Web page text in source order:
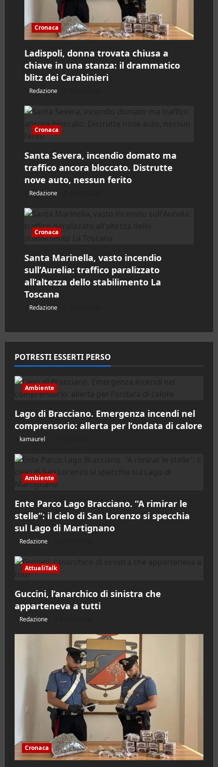
c
o
l
o
Cronaca
Ladispoli, donna trovata chiusa a
chiave in una stanza: il drammatico
blitz dei Carabinieri
Redazione
Cronaca
Santa Severa, incendio domato ma
traffico ancora bloccato. Distrutte
nove auto, nessun ferito
Redazione
Cronaca
Santa Marinella, vasto incendio
sull’Aurelia: traffico paralizzato
all’altezza dello stabilimento La
Toscana
Redazione
POTRESTI ESSERTI PERSO
Ambiente
Lago di Bracciano. Emergenza incendi nel
comprensorio: allerta per l’ondata di calore
kamaurel
Ambiente
Ente Parco Lago Bracciano. “A rimirar le
stelle”: il cielo di San Lorenzo si specchia
sul Lago di Martignano
Redazione
AttualiTalk
Guccini, l’anarchico di sinistra che
apparteneva a tutti
Redazione
Cronaca